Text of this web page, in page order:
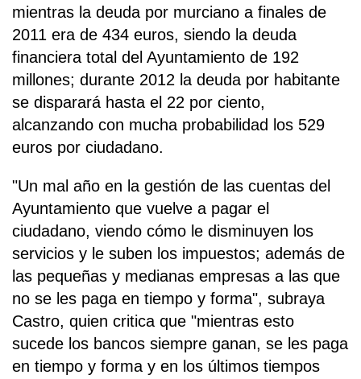
mientras la deuda por murciano a finales de
2011 era de 434 euros, siendo la deuda
financiera total del Ayuntamiento de 192
millones; durante 2012 la deuda por habitante
se disparará hasta el 22 por ciento,
alcanzando con mucha probabilidad los 529
euros por ciudadano.
"Un mal año en la gestión de las cuentas del
Ayuntamiento que vuelve a pagar el
ciudadano, viendo cómo le disminuyen los
servicios y le suben los impuestos; además de
las pequeñas y medianas empresas a las que
no se les paga en tiempo y forma", subraya
Castro, quien critica que "mientras esto
sucede los bancos siempre ganan, se les paga
en tiempo y forma y en los últimos tiempos